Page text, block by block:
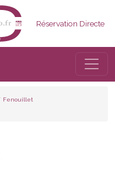
Réservation Directe
Fenouillet